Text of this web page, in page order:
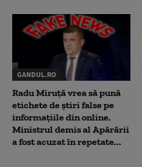
GANDUL.RO
Radu Miruţă vrea să pună
etichete de știri false pe
informațiile din online.
Ministrul demis al Apărării
a fost acuzat în repetate...